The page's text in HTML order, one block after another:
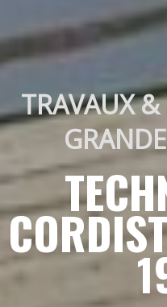
TRAVAUX &